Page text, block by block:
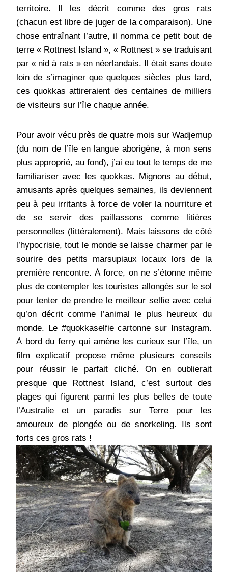
territoire. Il les décrit comme des gros rats
(chacun est libre de juger de la comparaison). Une
chose entraînant l’autre, il nomma ce petit bout de
terre « Rottnest Island », « Rottnest » se traduisant
par « nid à rats » en néerlandais. Il était sans doute
loin de s’imaginer que quelques siècles plus tard,
ces quokkas attireraient des centaines de milliers
de visiteurs sur l’île chaque année.
Pour avoir vécu près de quatre mois sur Wadjemup
(du nom de l’île en langue aborigène, à mon sens
plus approprié, au fond), j’ai eu tout le temps de me
familiariser avec les quokkas. Mignons au début,
amusants après quelques semaines, ils deviennent
peu à peu irritants à force de voler la nourriture et
de se servir des paillassons comme litières
personnelles (littéralement). Mais laissons de côté
l’hypocrisie, tout le monde se laisse charmer par le
sourire des petits marsupiaux locaux lors de la
première rencontre. À force, on ne s’étonne même
plus de contempler les touristes allongés sur le sol
pour tenter de prendre le meilleur selfie avec celui
qu’on décrit comme l’animal le plus heureux du
monde. Le #quokkaselfie cartonne sur Instagram.
À bord du ferry qui amène les curieux sur l’île, un
film explicatif propose même plusieurs conseils
pour réussir le parfait cliché. On en oublierait
presque que Rottnest Island, c’est surtout des
plages qui figurent parmi les plus belles de toute
l’Australie et un paradis sur Terre pour les
amoureux de plongée ou de snorkeling. Ils sont
forts ces gros rats !